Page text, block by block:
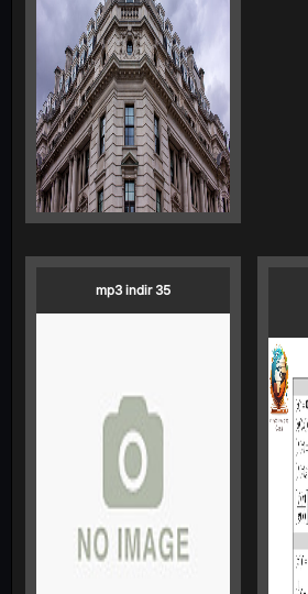
mp3 indir 35